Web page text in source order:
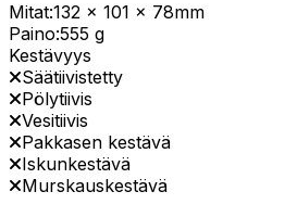
Mitat:132 x 101 x 78mm
Paino:555 g
Kestävyys
Säätiivistetty
Pölytiivis
Vesitiivis
Pakkasen kestävä
Iskunkestävä
Murskauskestävä